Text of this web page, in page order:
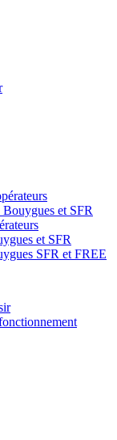
et SFR
et SFR
SFR et FREE